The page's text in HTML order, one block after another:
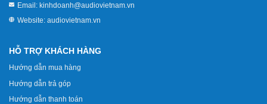
Email: kinhdoanh@audiovietnam.vn
Website: audiovietnam.vn
HỖ TRỢ KHÁCH HÀNG
Hướng dẫn mua hàng
Hướng dẫn trả góp
Hướng dẫn thanh toán